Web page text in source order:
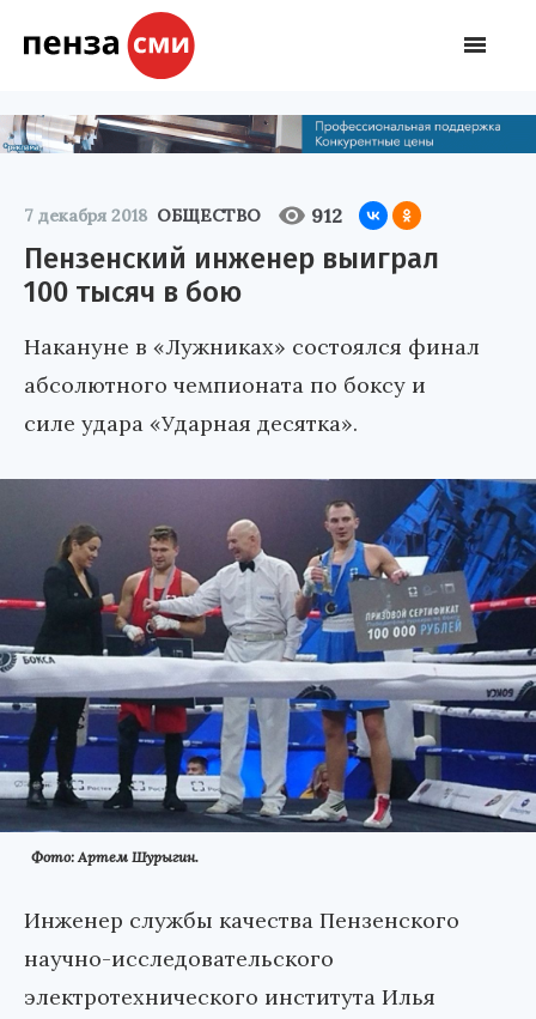
7 декабря 2018 ОБЩЕСТВО 912
Пензенский инженер выиграл
100 тысяч в бою
Накануне в «Лужниках» состоялся финал
абсолютного чемпионата по боксу и
силе удара «Ударная десятка».
Фото: Артем Шурыгин.
Инженер службы качества Пензенского
научно-исследовательского
электротехнического института Илья